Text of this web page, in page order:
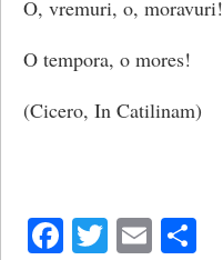
O, vremuri, o, moravuri!
O tempora, o mores!
(Cicero, In Catilinam)
Facebook
Twitter
Email